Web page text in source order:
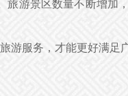
游景区数量不断增加
游服务，才能更好满足